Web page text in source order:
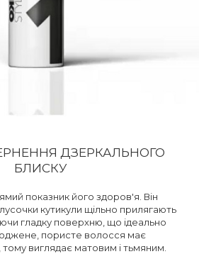
ДЗЕРКАЛЬНОГО
БЛИСКУ
показник його здоров'я. Він
кутикули щільно прилягають
гладку поверхню, що ідеально
пористе волосся має
тому виглядає матовим і тьмяним.